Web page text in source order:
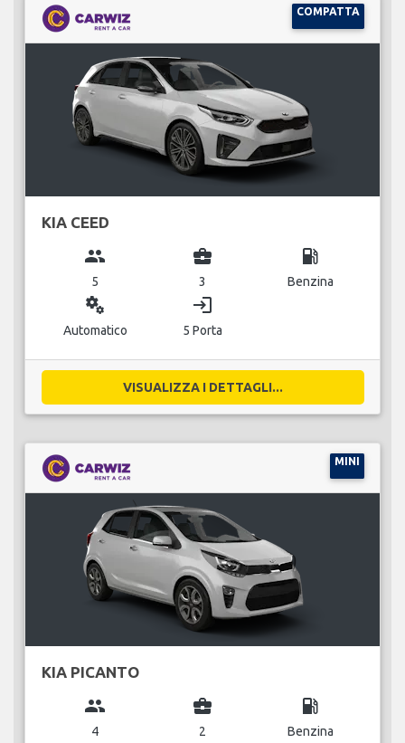
COMPATTA
KIA CEED
group
5
business_center
3
local_gas_station
Benzina
miscellaneous_services
Automatico
login
5 Porta
VISUALIZZA I DETTAGLI...
MINI
KIA PICANTO
group
4
business_center
2
local_gas_station
Benzina